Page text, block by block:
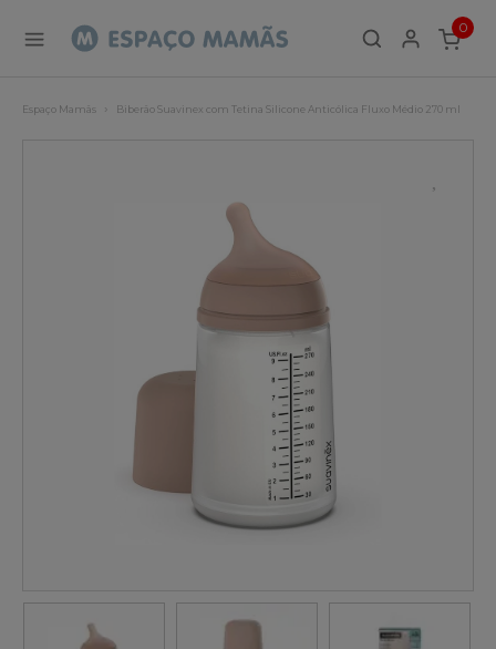
0
ITEMS
Espaço Mamãs Biberão Suavinex com Tetina Silicone Anticólica Fluxo Médio 270 ml